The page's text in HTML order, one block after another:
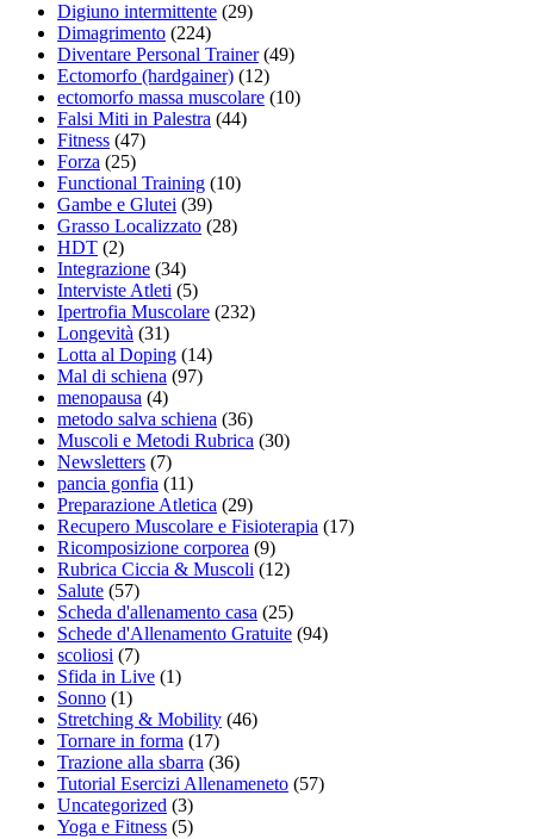
Digiuno intermittente (29)
Dimagrimento (224)
Diventare Personal Trainer(49)
Ectomorfo (hardgainer) (12)
ectomorfo massa muscolare (10)
Falsi Miti in Palestra (44)
Fitness (47)
Forza (25)
Functional Training (10)
Gambe e Glutei (39)
Grasso Localizzato (28)
HDT (2)
Integrazione (34)
Interviste Atleti (5)
Ipertrofia Muscolare (232)
Longevità (31)
Lotta al Doping (14)
Mal di schiena (97)
menopausa (4)
metodo salva schiena (36)
Muscoli e Metodi Rubrica (30)
Newsletters (7)
pancia gonfia (11)
Preparazione Atletica (29)
Recupero Muscolare e Fisioterapia (17)
Ricomposizione corporea (9)
Rubrica Ciccia & Muscoli (12)
Salute (57)
Scheda d'allenamento casa (25)
Schede d'Allenamento Gratuite (94)
scoliosi (7)
Sfida in Live (1)
Sonno (1)
Stretching & Mobility (46)
Tornare in forma (17)
Trazione alla sbarra (36)
Tutorial Esercizi Allenameneto (57)
Uncategorized (3)
Yoga e Fitness (5)